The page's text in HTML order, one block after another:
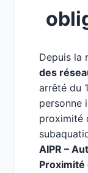
Depuis la
des
arrêté du
personne
proximité
AIPR –
Proximité